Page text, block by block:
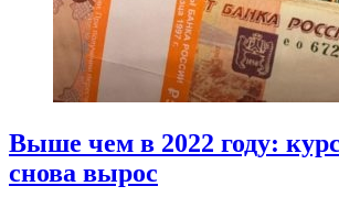
Выше чем в 2022 году:
снова вырос